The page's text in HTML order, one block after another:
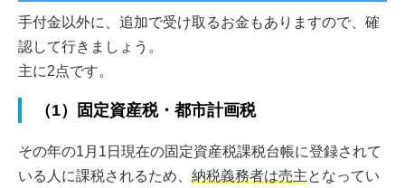
手付金以外に、追加で受け取るお金もありますので、確
認して行きましょう。
主に2点です。
（1）固定資産税・都市計画税
その年の1月1日現在の固定資産税課税台帳に登録されて
いる人に課税されるため、 納税義務者は売主となってい